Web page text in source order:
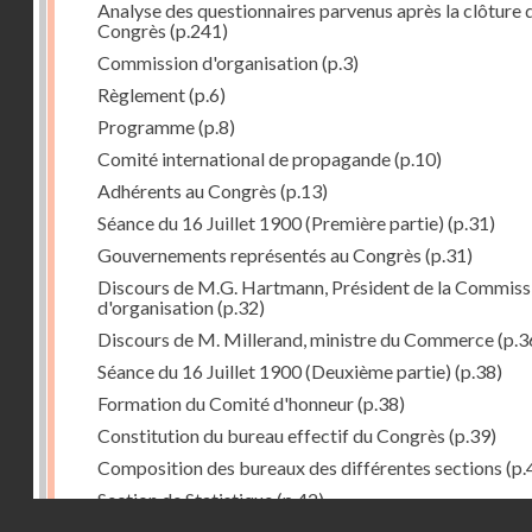
Analyse des questionnaires parvenus après la clôture
Congrès (p.241)
Commission d'organisation(p.3)
Règlement(p.6)
Programme(p.8)
Comité international de propagande(p.10)
Adhérents au Congrès (p.13)
Séance du 16 Juillet 1900 (Première partie) (p.31)
Gouvernements représentés au Congrès (p.31)
Discours de M.G. Hartmann, Président de la
d'organisation(p.32)
Discours de M. Millerand, ministre du Commerce
Séance du 16 Juillet 1900 (Deuxième partie) (p.38)
Formation du Comité d'honneur(p.38)
Constitution du bureau effectif du Congrès (p.39)
Composition des bureaux des différentes sections
Section de Statistique(p.42)